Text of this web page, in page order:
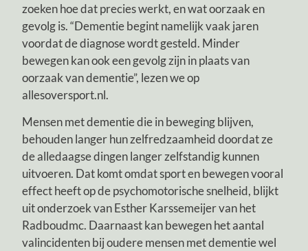
zoeken hoe dat precies werkt, en wat oorzaak en
gevolg is. “Dementie begint namelijk vaak jaren
voordat de diagnose wordt gesteld. Minder
bewegen kan ook een gevolg zijn in plaats van
oorzaak van dementie”, lezen we op
allesoversport.nl.
Mensen met dementie die in beweging blijven,
behouden langer hun zelfredzaamheid doordat ze
de alledaagse dingen langer zelfstandig kunnen
uitvoeren. Dat komt omdat sport en bewegen vooral
effect heeft op de psychomotorische snelheid, blijkt
uit onderzoek van Esther Karssemeijer van het
Radboudmc. Daarnaast kan bewegen het aantal
valincidenten bij oudere mensen met dementie wel